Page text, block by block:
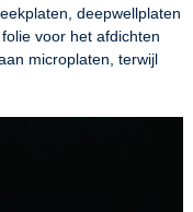
deepwellplaten
voor het afdichten
microplaten, terwijl